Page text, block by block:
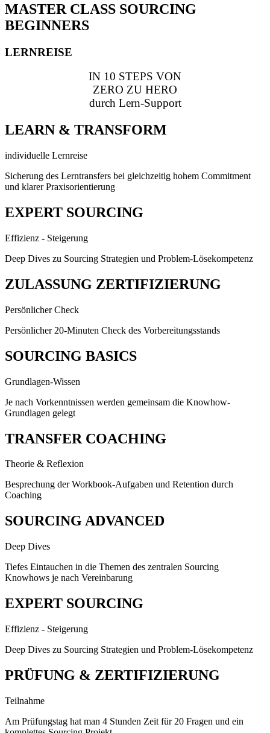
MASTER CLASS SOURCING
BEGINNERS
LERNREISE
IN 10 STEPS VON
ZERO ZU HERO
durch Lern-Support
LEARN & TRANSFORM
individuelle Lernreise
Sicherung des Lerntransfers bei gleichzeitig hohem Commitment
und klarer Praxisorientierung
EXPERT SOURCING
Effizienz - Steigerung
Deep Dives zu Sourcing Strategien und Problem-Lösekompetenz
ZULASSUNG ZERTIFIZIERUNG
Persönlicher Check
Persönlicher 20-Minuten Check des Vorbereitungsstands
SOURCING BASICS
Grundlagen-Wissen
Je nach Vorkenntnissen werden gemeinsam die Knowhow-
Grundlagen gelegt
TRANSFER COACHING
Theorie & Reflexion
Besprechung der Workbook-Aufgaben und Retention durch
Coaching
SOURCING ADVANCED
Deep Dives
Tiefes Eintauchen in die Themen des zentralen Sourcing
Knowhows je nach Vereinbarung
EXPERT SOURCING
Effizienz - Steigerung
Deep Dives zu Sourcing Strategien und Problem-Lösekompetenz
PRÜFUNG & ZERTIFIZIERUNG
Teilnahme
Am Prüfungstag hat man 4 Stunden Zeit für 20 Fragen und ein